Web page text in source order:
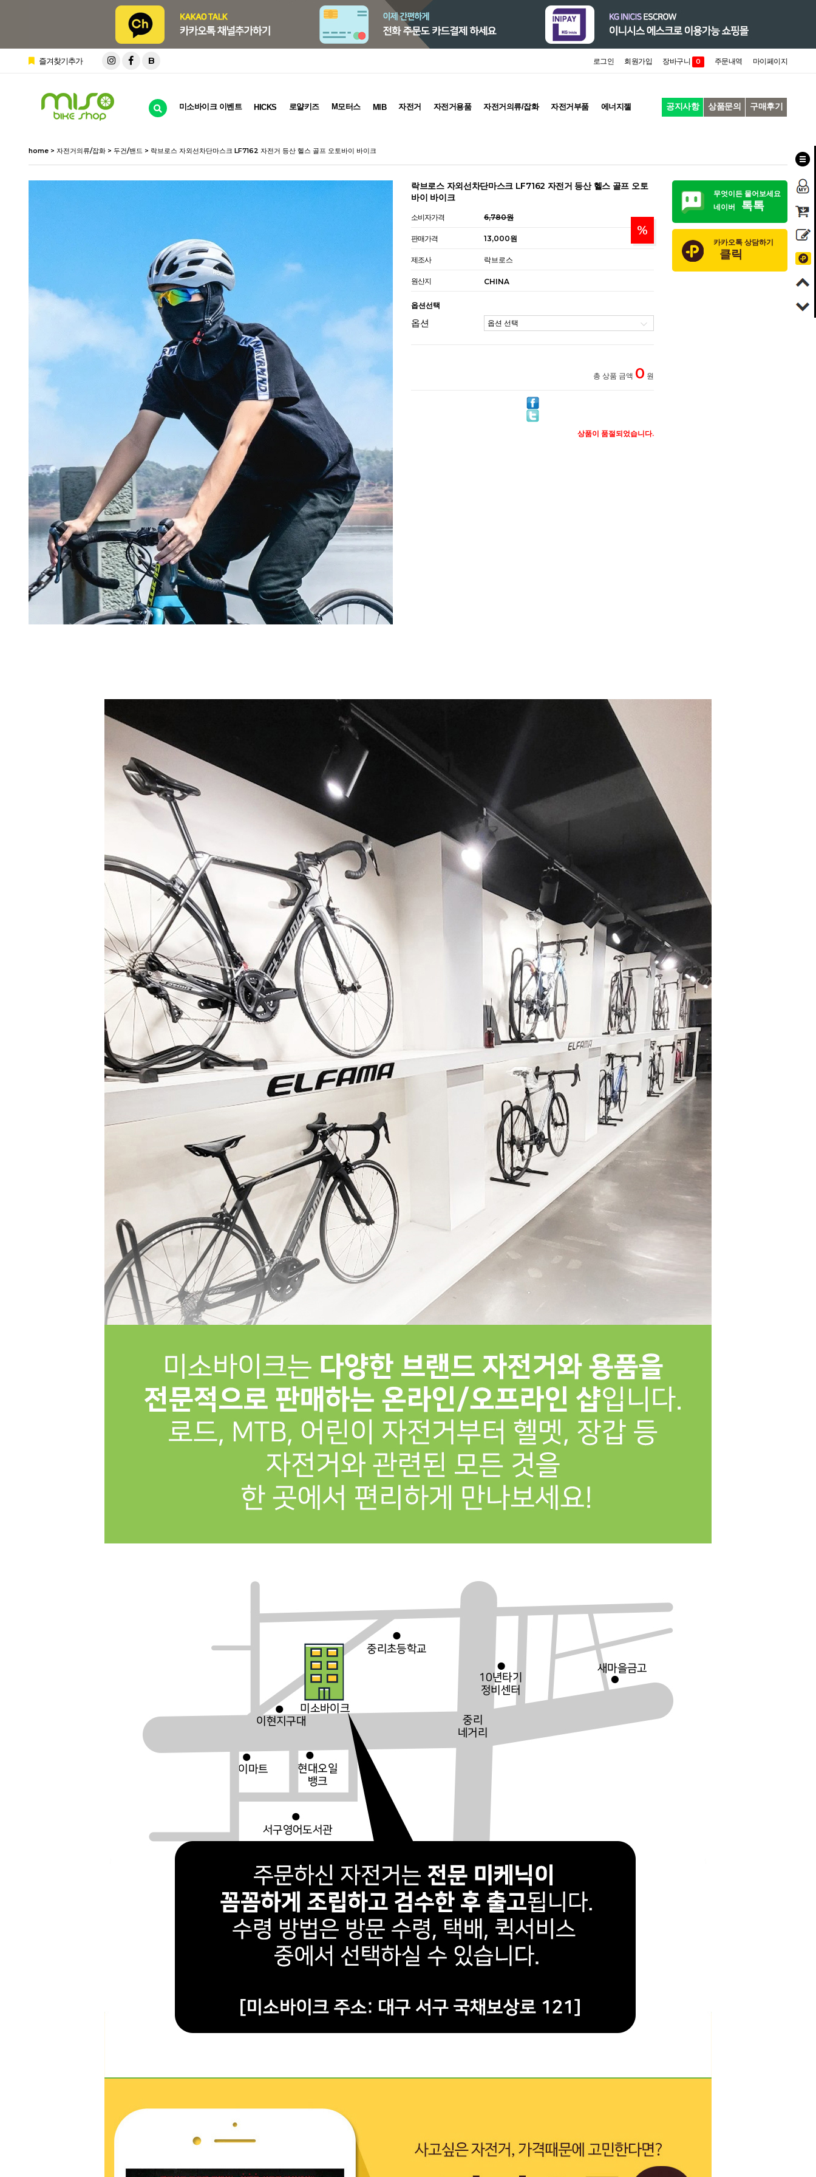
즐겨찾기추가 B 로그인 회원가입 장바구니 0 주문내역 마이페이지
미소바이크 이벤트 HICKS 로얄키즈 M모터스 MIB 자전거 자전거용품 자전거의류/잡화 자전거부품 에너지젤 공지사항 상품문의 구매후기
home > 자전거의류/잡화 > 두건/밴드 > 락브로스 자외선차단마스크 LF7162 자전거 등산 헬스 골프 오토바이 바이크
락브로스 자외선차단마스크 LF7162 자전거 등산 헬스 골프 오토
바이 바이크
소비자가격 6,780원
%
판매가격 13,000원
제조사 락브로스
원산지 CHINA
옵션선택
옵션
총 상품 금액 0 원
상품이 품절되었습니다.
무엇이든 물어보세요
네이버
톡톡
카카오톡 상담하기
클릭